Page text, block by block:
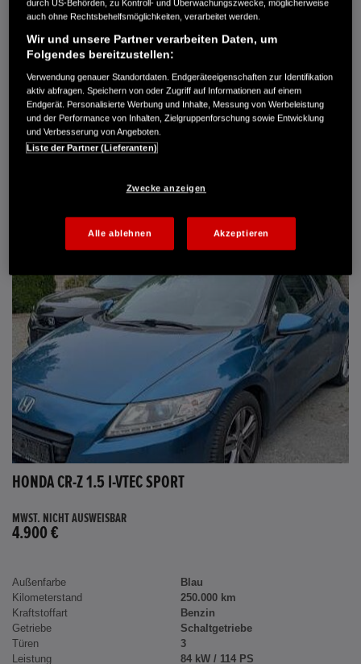
Bauart
Limousine
AUTO HARKE GMBH
Randersweide 59-63
21035 Hamburg
+49 40 735 935 0
DETAILS
HONDA CR-Z 1.5 I-VTEC SPORT
MWST. NICHT AUSWEISBAR
4.900 €
Außenfarbe
Blau
Kilometerstand
250.000 km
Kraftstoffart
Benzin
Getriebe
Schaltgetriebe
Türen
3
Leistung
84 kW / 114 PS
durch US-Behörden, zu Kontroll- und Überwachungszwecke, möglicherweise
auch ohne Rechtsbehelfsmöglichkeiten, verarbeitet werden.
Wir und unsere Partner verarbeiten Daten, um
Folgendes bereitzustellen:
Verwendung genauer Standortdaten. Endgeräteeigenschaften zur Identifikation
aktiv abfragen. Speichern von oder Zugriff auf Informationen auf einem
Endgerät. Personalisierte Werbung und Inhalte, Messung von Werbeleistung
und der Performance von Inhalten, Zielgruppenforschung sowie Entwicklung
und Verbesserung von Angeboten.
Liste der Partner (Lieferanten)
Zwecke anzeigen
Alle ablehnen Akzeptieren